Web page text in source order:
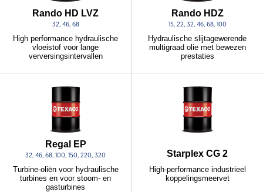
Rando HD LVZ
32, 46, 68
High performance hydraulische
vloeistof voor lange
verversingsintervallen
Rando HDZ
15, 22, 32, 46, 68, 100
Hydraulische slijtagewerende
multigraad olie met bewezen
prestaties
Regal EP
32, 46, 68, 100, 150, 220, 320
Turbine-oliën voor hydraulische
turbines en voor stoom- en
gasturbines
Starplex CG 2
High-performance industrieel
koppelingsmeervet